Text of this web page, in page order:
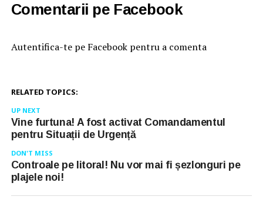
Comentarii pe Facebook
Autentifica-te pe Facebook pentru a comenta
RELATED TOPICS:
UP NEXT
Vine furtuna! A fost activat Comandamentul
pentru Situații de Urgență
DON'T MISS
Controale pe litoral! Nu vor mai fi șezlonguri pe
plajele noi!